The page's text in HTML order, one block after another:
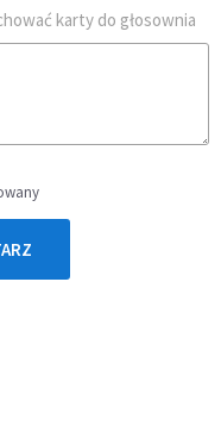
karty do głosownia